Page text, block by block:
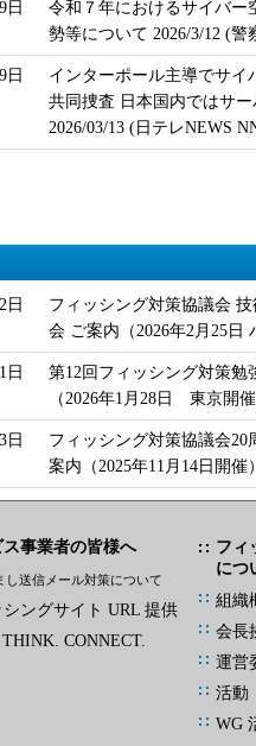
日
令和７年におけるサイバー
勢等について 2026/3/12 (警
日
インターポール主導でサイ
共同捜査 日本国内ではサ
2026/03/13 (日テレNEWS
日
フィッシング対策協議会
会 ご案内（2026年2月25日
日
第12回フィッシング対策勉
（2026年1月28日 東京開催
日
フィッシング対策協議会20
案内（2025年11月14日開催）
ス事業者の皆様へ
し送信メール対策について
シングサイト URL 提供
THINK. CONNECT.
フィ
につ
組織
会長
運営
活動
WG